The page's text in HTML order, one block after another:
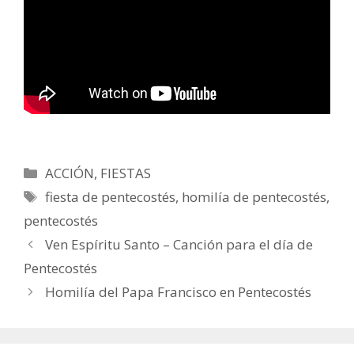
Categorías
ACCIÓN, FIESTAS
Etiquetas
fiesta de pentecostés, homilía de pentecostés,
pentecostés
Ven Espíritu Santo – Canción para el día de
Pentecostés
Homilía del Papa Francisco en Pentecostés